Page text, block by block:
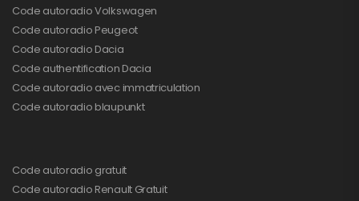
Code autoradio Volkswagen
Code autoradio Peugeot
Code autoradio Dacia
Code authentification Dacia
Code autoradio avec immatriculation
Code autoradio blaupunkt
Code autoradio gratuit
Code autoradio Renault Gratuit